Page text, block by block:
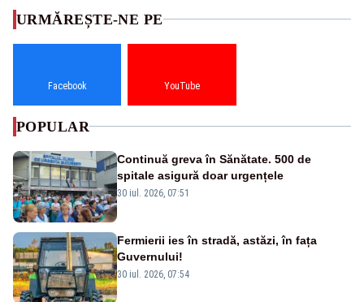
URMĂREȘTE-NE PE
Facebook YouTube
POPULAR
Continuă greva în Sănătate. 500 de
spitale asigură doar urgențele
30 iul. 2026, 07:51
Fermierii ies în stradă, astăzi, în fața
Guvernului!
30 iul. 2026, 07:54